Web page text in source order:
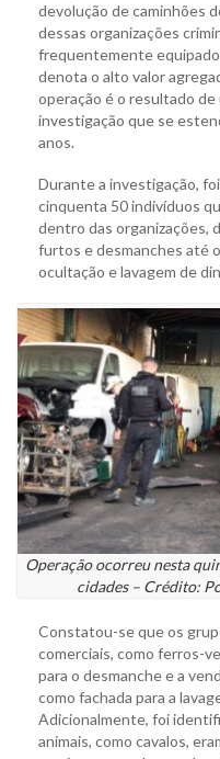
devolução de caminhões
dessas organizações
frequentemente
denota o alto valor
operação é o resultado de
investigação que se
anos.
Durante a investigação,
cinquenta 50 indivíduos
dentro das organizações,
furtos e desmanches até
ocultação e lavagem de
Operação ocorreu nesta
cidades – Crédito:
Constatou-se que os
comerciais, como ferros-
para o desmanche e a
como fachada para a
Adicionalmente, foi
animais, como cavalos,